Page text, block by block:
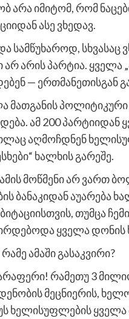
არა იმიტომ, რომ
ასე ვხედავ.
სამწუხაროდ,
არ არის პარტია. ყველა
—
მათგანის
ამ 200 პარტიიდან
აღმოჩდნენ
ხალხის გარეშე.
ამის მოწმენი არ ვართ
ბანაკიდან აუარება
თუმცა
ყველა დონის
ამაში გასაკვირი?
რამეთუ 3
მეცნიერის,
ხელისუფლების ყველა